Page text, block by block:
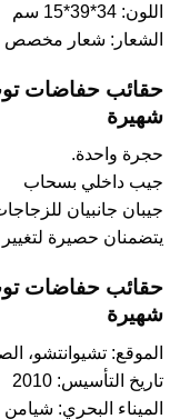
اللون: 34*39*15 سم
الشعار: شعار مخصص
حقائب حفاضات
شهيرة
حجرة واحدة.
جيب داخلي بسحاب
جيبان جانبيان
يتضمنان حصيرة
حقائب حفاضات
شهيرة
الموقع: تشيوانتشو،
تاريخ التأسيس: 2010
الميناء البحري: شيامن